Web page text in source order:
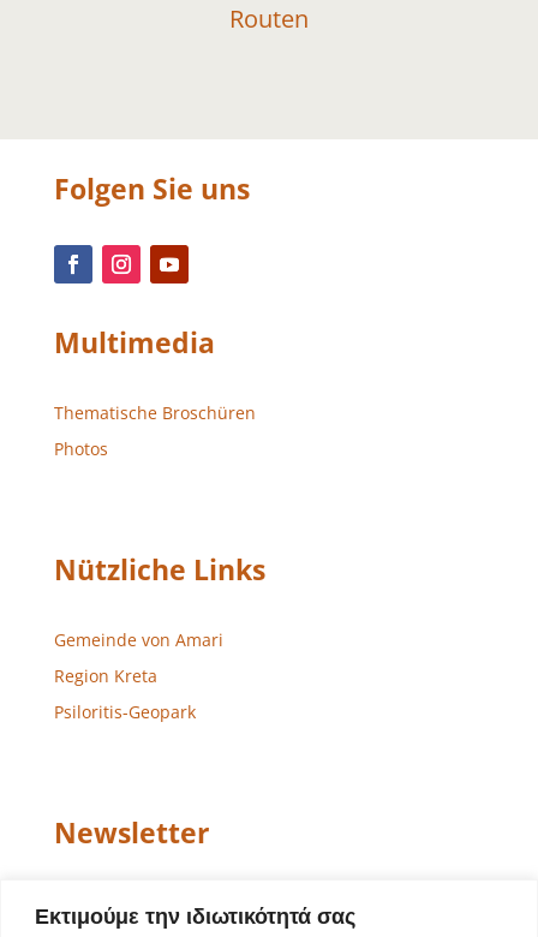
Εκτιμούμε την ιδιωτικότητά σας
Routen
Folgen Sie uns
Multimedia
Thematische Broschüren
Photos
Nützliche Links
Gemeinde von Amari
Region Kreta
Psiloritis-Geopark
Newsletter